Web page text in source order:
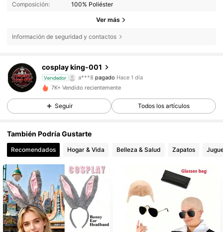
Composición:
100% Poliéster
Ver más
Información de seguridad y contactos
cosplay king-001
Vendedor
4,58
31 Seguidores
a***8 pagado Hace 1 día
31 Seguidores
4,58
4,58 31 Seguidores
4,58 31 Seguidores
7K+ Vendido recientemente
Seguir Todos los artículos
También Podría Gustarte
Recomendados Hogar & Vida Belleza & Salud Zapatos